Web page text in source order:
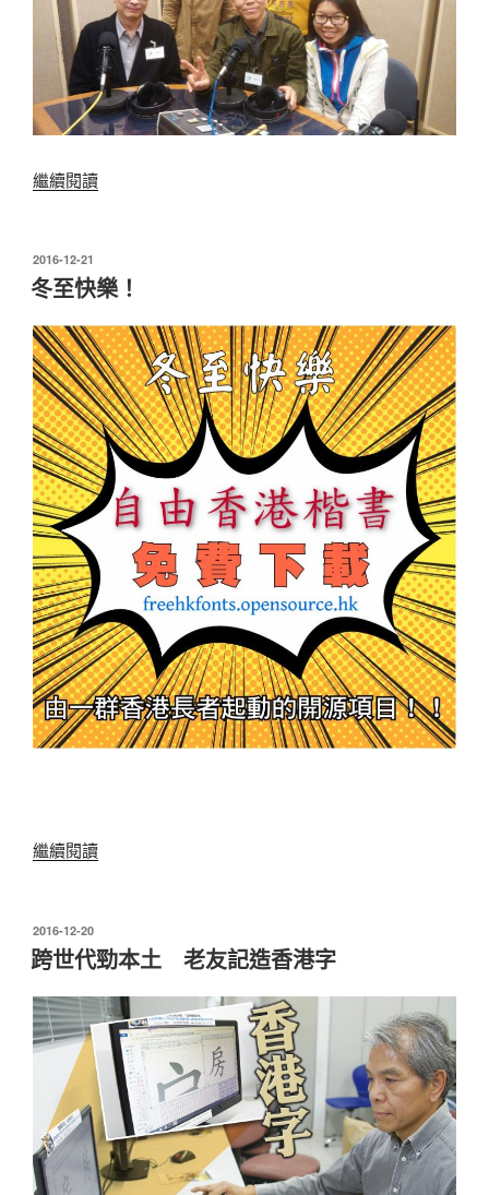
繼續閱讀“商
訪
發
表
於
2016-12-21
冬至快樂！
繼續閱讀“冬
發
表
於
2016-12-20
跨世代勁本土 老友記造香港字